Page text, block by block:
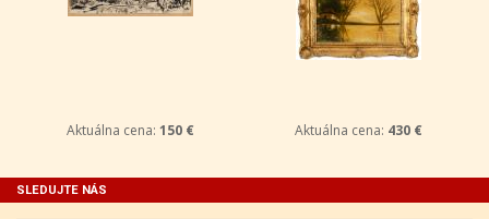
Aktuálna cena: 150 € Aktuálna cena: 430 €
SLEDUJTE NÁS